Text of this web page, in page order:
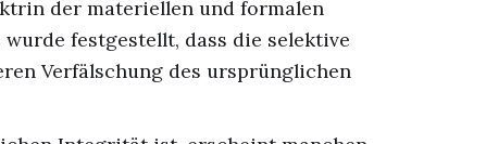
der materiellen und formalen
festgestellt, dass die selektive
Verfälschung des ursprünglichen